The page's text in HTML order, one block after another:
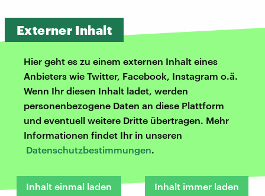
Externer Inhalt
Hier geht es zu einem externen Inhalt eines
Anbieters wie Twitter, Facebook, Instagram o.ä.
Wenn Ihr diesen Inhalt ladet, werden
personenbezogene Daten an diese Plattform
und eventuell weitere Dritte übertragen. Mehr
Informationen findet Ihr in unseren
Datenschutzbestimmungen.
Inhalt einmal laden Inhalt immer laden